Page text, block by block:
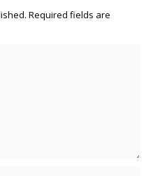
Required fields are